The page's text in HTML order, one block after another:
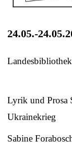
24.05.-
Lyrik und Prosa
Ukrainekrieg
Sabine